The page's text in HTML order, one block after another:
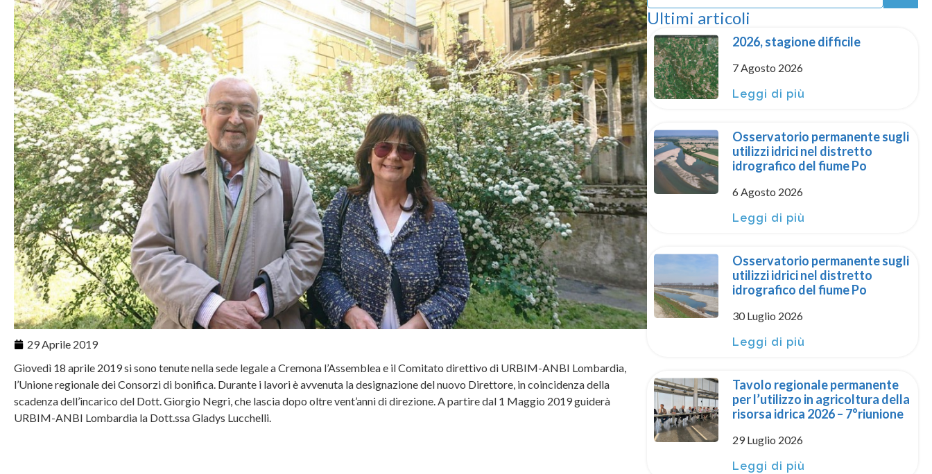
29 Aprile 2019
Giovedì 18 aprile 2019 si sono tenute nella sede legale a Cremona l’Assemblea e il Comitato direttivo di URBIM-ANBI Lombardia,
l’Unione regionale dei Consorzi di bonifica. Durante i lavori è avvenuta la designazione del nuovo Direttore, in coincidenza della
scadenza dell’incarico del Dott. Giorgio Negri, che lascia dopo oltre vent’anni di direzione. A partire dal 1 Maggio 2019 guiderà
URBIM-ANBI Lombardia la Dott.ssa Gladys Lucchelli.
Ultimi articoli
2026, stagione difficile
7 Agosto 2026
Leggi di più
Osservatorio permanente sugli
utilizzi idrici nel distretto
idrografico del fiume Po
6 Agosto 2026
Leggi di più
Osservatorio permanente sugli
utilizzi idrici nel distretto
idrografico del fiume Po
30 Luglio 2026
Leggi di più
Tavolo regionale permanente
per l’utilizzo in agricoltura della
risorsa idrica 2026 – 7°riunione
29 Luglio 2026
Leggi di più